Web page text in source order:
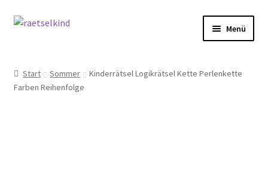
Zur
Zum
Menü
AGB
Start Sommer
Kinderrätsel Logikrätsel Kette Perlenkette
Farben Reihenfolge